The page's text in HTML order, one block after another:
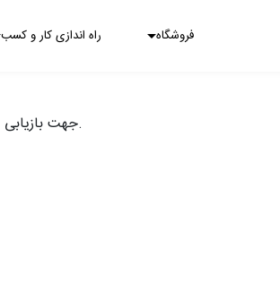
فروشگاه راه اندازی کار و کسب
جهت بازیابی رمز عبور می بایست ابتدا اعتبارسنجی شوید. کد اعتباری سنجی میتواند به ایمیل یا شماره موبایل شما ارسال گردد.